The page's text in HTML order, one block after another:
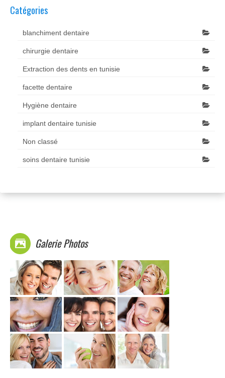
Catégories
blanchiment dentaire
chirurgie dentaire
Extraction des dents en tunisie
facette dentaire
Hygiène dentaire
implant dentaire tunisie
Non classé
soins dentaire tunisie
Galerie Photos